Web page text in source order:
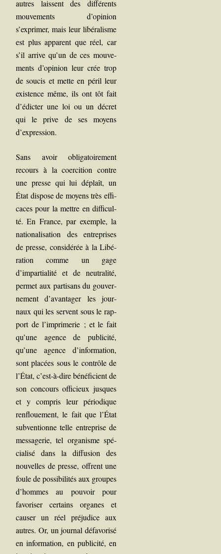
autres laissent des dif­fé­rents
mou­ve­ments d’opinion
s’exprimer, mais leur libé­ra­lisme
est plus appa­rent que réel, car
s’il arrive qu’un de ces mou­ve­
ments d’opinion leur crée trop
de sou­cis et mette en péril leur
exis­tence même, ils ont tôt fait
d’édicter une loi ou un décret
qui le prive de ses moyens
d’expression.
Sans avoir obli­ga­toi­re­ment
recours à la coer­ci­tion contre
une presse qui lui déplaît, un
État dis­pose de moyens très effi­
caces pour la mettre en dif­fi­cul­
té. En France, par exemple, la
natio­na­li­sa­tion des entre­prises
de presse, consi­dé­rée à la Libé­
ra­tion comme un gage
d’impartialité et de neu­tra­li­té,
per­met aux par­ti­sans du gou­ver­
ne­ment d’avantager les jour­
naux qui les servent sous le rap­
port de l’imprimerie ; et le fait
qu’une agence de publi­ci­té,
qu’une agence d’information,
sont pla­cées sous le contrôle de
l’État, c’est-à-dire béné­fi­cient de
son concours offi­cieux jusques
et y com­pris leur pério­dique
ren­floue­ment, le fait que l’État
sub­ven­tionne telle entre­prise de
mes­sa­ge­rie, tel orga­nisme spé­
cia­li­sé dans la dif­fu­sion des
nou­velles de presse, offrent une
foule de pos­si­bi­li­tés aux groupes
d’hommes au pou­voir pour
favo­ri­ser cer­tains organes et
cau­ser un réel pré­ju­dice aux
autres. Or, un jour­nal défa­vo­ri­sé
en infor­ma­tion, en publi­ci­té, en